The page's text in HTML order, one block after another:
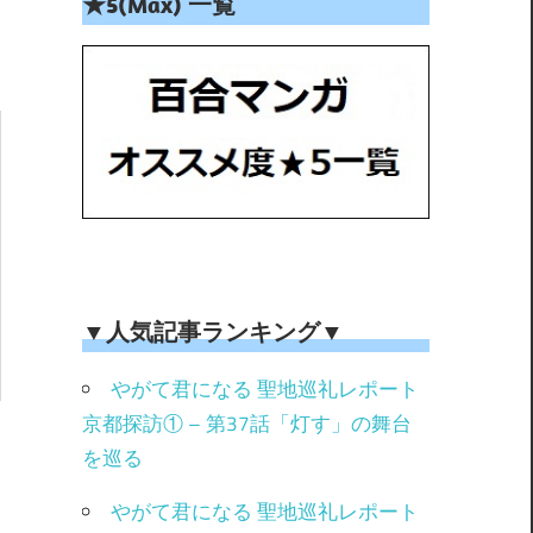
▼人気記事ランキング▼
やがて君になる 聖地巡礼レポート
京都探訪① – 第37話「灯す」の舞台
を巡る
やがて君になる 聖地巡礼レポート